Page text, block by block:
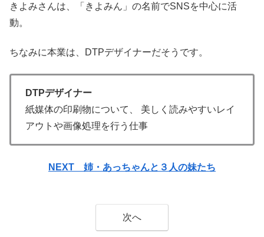
きよみさんは、「きよみん」の名前でSNSを中心に活
動。
ちなみに本業は、DTPデザイナーだそうです。
DTPデザイナー
紙媒体の印刷物について、 美しく読みやすいレイ
アウトや画像処理を行う仕事
NEXT 姉・あっちゃんと３人の妹たち
次へ